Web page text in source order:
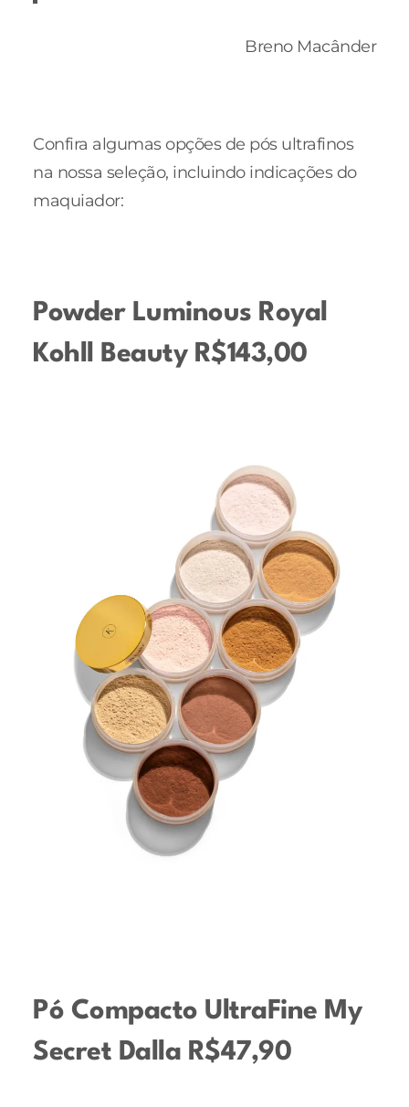
Breno Macânder
Confira algumas opções de pós ultrafinos
na nossa seleção, incluindo indicações do
maquiador:
Powder Luminous Royal
Kohll Beauty R$143,00
Pó Compacto UltraFine My
Secret Dalla R$47,90